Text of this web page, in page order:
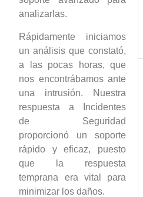
analizarlas.
Rápidamente iniciamos
un análisis que constató,
a las pocas horas, que
nos encontrábamos ante
una intrusión. Nuestra
respuesta a Incidentes
de Seguridad
proporcionó un soporte
rápido y eficaz, puesto
que la respuesta
temprana era vital para
minimizar los daños.